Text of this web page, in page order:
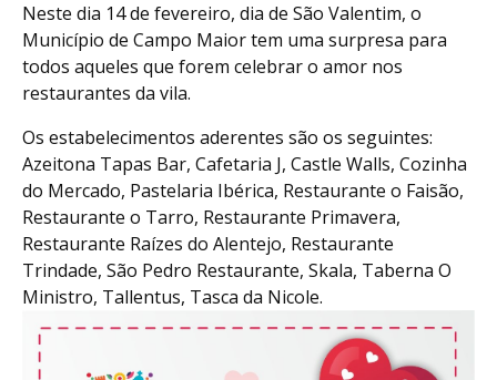
Neste dia 14 de fevereiro, dia de São Valentim, o
Município de Campo Maior tem uma surpresa para
todos aqueles que forem celebrar o amor nos
restaurantes da vila.
Os estabelecimentos aderentes são os seguintes:
Azeitona Tapas Bar, Cafetaria J, Castle Walls, Cozinha
do Mercado, Pastelaria Ibérica, Restaurante o Faisão,
Restaurante o Tarro, Restaurante Primavera,
Restaurante Raízes do Alentejo, Restaurante
Trindade, São Pedro Restaurante, Skala, Taberna O
Ministro, Tallentus, Tasca da Nicole.